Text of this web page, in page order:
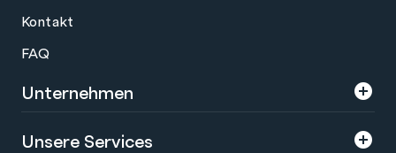
Kontakt
FAQ
Unternehmen
Über uns
Unsere Services